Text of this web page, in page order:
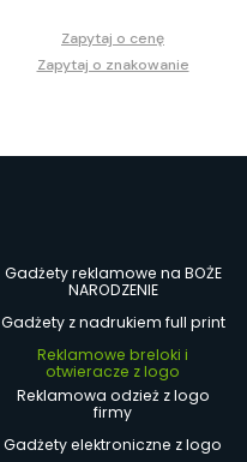
Zapytaj o cenę
Zapytaj o znakowanie
Gadżety reklamowe na BOŻE
NARODZENIE
Gadżety z nadrukiem full print
Reklamowe breloki i
otwieracze z logo
Reklamowa odzież z logo
firmy
Gadżety elektroniczne z logo